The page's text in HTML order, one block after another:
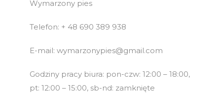
Wymarzony pies
Telefon: + 48 690 389 938
E-mail: wymarzonypies@gmail.com
Godziny pracy biura: pon-czw: 12:00 – 18:00,
pt: 12:00 – 15:00, sb-nd: zamknięte